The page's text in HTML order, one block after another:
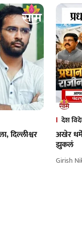
दिल्लीश्वर
देश
अखेर
झुकलं
Girish